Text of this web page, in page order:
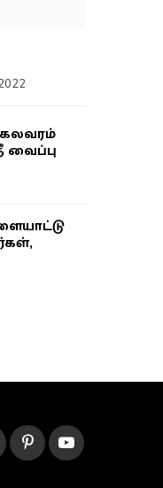
கலவரம்
வைப்பு